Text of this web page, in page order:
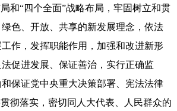
和“四个全面”战略布局，牢固树立和贯
色、开放、共享的新发展理念，依法
作，发挥职能作用，加强和改进新形
促进发展、保证善治，实行正确监
保证党中央重大决策部署、宪法法律
彻落实，密切同人大代表、人民群众的